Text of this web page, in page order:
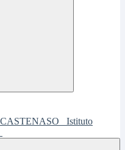
Istituto